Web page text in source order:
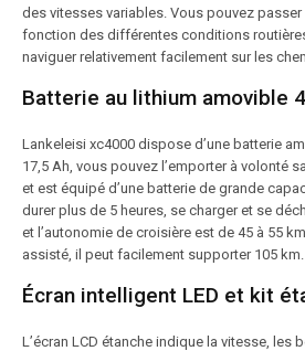
des vitesses variables. Vous pouvez passer
fonction des différentes conditions
naviguer relativement facilement sur les
Batterie au lithium amovible
Lankeleisi xc4000 dispose d’une batterie
17,5 Ah, vous pouvez l’emporter à volonté
et est équipé d’une batterie de grande
durer plus de 5 heures, se charger et se
et l’autonomie de croisière est de 45 à 55
assisté, il peut facilement supporter 105 km.
Écran intelligent LED et kit
L’écran LCD étanche indique la vitesse, les